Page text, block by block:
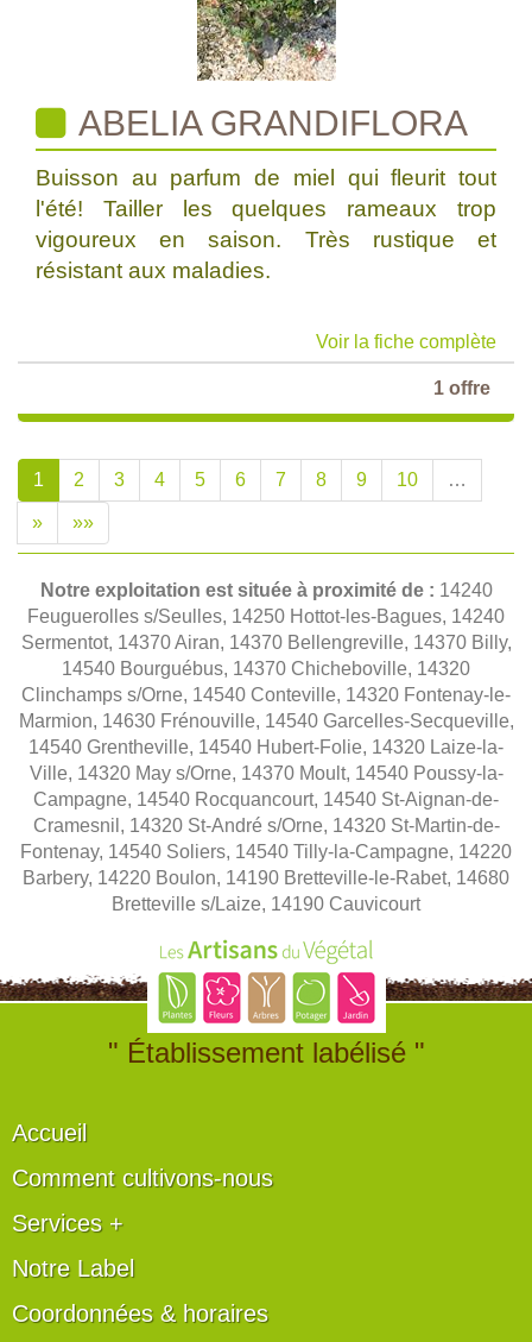
ABELIA GRANDIFLORA
Buisson au parfum de miel qui fleurit tout
l'été! Tailler les quelques rameaux trop
vigoureux en saison. Très rustique et
résistant aux maladies.
Voir la fiche complète
1 offre
1 2 3 4 5 6 7 8 9 10 …
» »»
Notre exploitation est située à proximité de : 14240
Feuguerolles s/Seulles, 14250 Hottot-les-Bagues, 14240
Sermentot, 14370 Airan, 14370 Bellengreville, 14370 Billy,
14540 Bourguébus, 14370 Chicheboville, 14320
Clinchamps s/Orne, 14540 Conteville, 14320 Fontenay-le-
Marmion, 14630 Frénouville, 14540 Garcelles-Secqueville,
14540 Grentheville, 14540 Hubert-Folie, 14320 Laize-la-
Ville, 14320 May s/Orne, 14370 Moult, 14540 Poussy-la-
Campagne, 14540 Rocquancourt, 14540 St-Aignan-de-
Cramesnil, 14320 St-André s/Orne, 14320 St-Martin-de-
Fontenay, 14540 Soliers, 14540 Tilly-la-Campagne, 14220
Barbery, 14220 Boulon, 14190 Bretteville-le-Rabet, 14680
Bretteville s/Laize, 14190 Cauvicourt
" Établissement labélisé "
Accueil
Comment cultivons-nous
Services +
Notre Label
Coordonnées & horaires